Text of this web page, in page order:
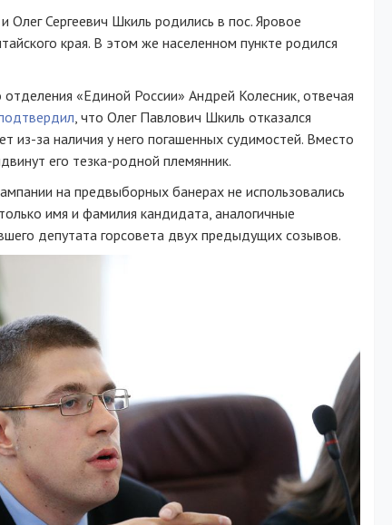
Олег Сергеевич Шкиль родились в пос. Яровое
края. В этом же населенном пункте родился
отделения «Единой России» Андрей Колесник, отвечая
, что Олег Павлович Шкиль отказался
из-за наличия у него погашенных судимостей. Вместо
его тезка-родной племянник.
на предвыборных банерах не использовались
имя и фамилия кандидата, аналогичные
депутата горсовета двух предыдущих созывов.